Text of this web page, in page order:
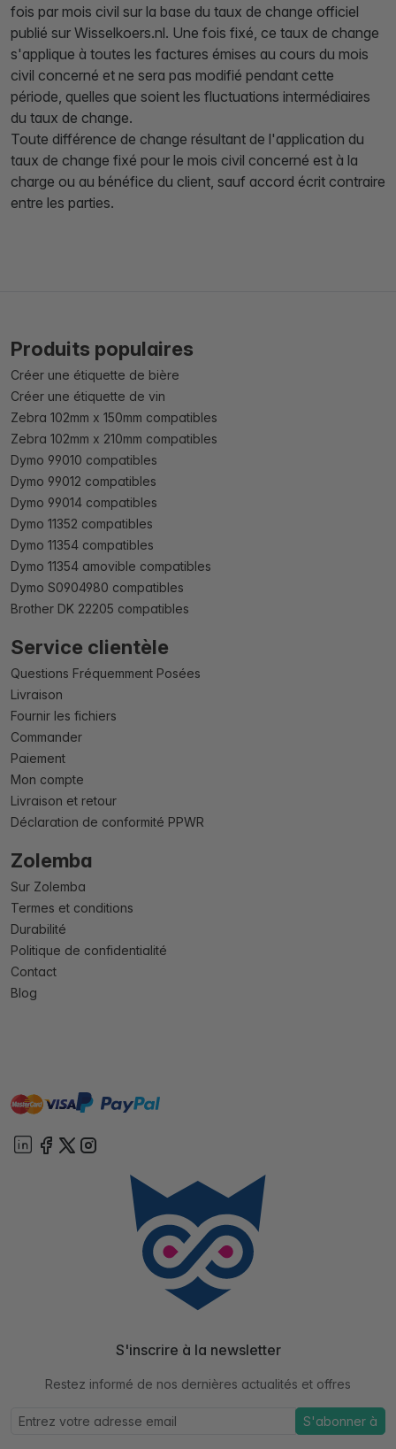
fois par mois civil sur la base du taux de change officiel
publié sur Wisselkoers.nl. Une fois fixé, ce taux de change
s'applique à toutes les factures émises au cours du mois
civil concerné et ne sera pas modifié pendant cette
période, quelles que soient les fluctuations intermédiaires
du taux de change.
Toute différence de change résultant de l'application du
taux de change fixé pour le mois civil concerné est à la
charge ou au bénéfice du client, sauf accord écrit contraire
entre les parties.
Produits populaires
Créer une étiquette de bière
Créer une étiquette de vin
Zebra 102mm x 150mm compatibles
Zebra 102mm x 210mm compatibles
Dymo 99010 compatibles
Dymo 99012 compatibles
Dymo 99014 compatibles
Dymo 11352 compatibles
Dymo 11354 compatibles
Dymo 11354 amovible compatibles
Dymo S0904980 compatibles
Brother DK 22205 compatibles
Service clientèle
Questions Fréquemment Posées
Livraison
Fournir les fichiers
Commander
Paiement
Mon compte
Livraison et retour
Déclaration de conformité PPWR
Zolemba
Sur Zolemba
Termes et conditions
Durabilité
Politique de confidentialité
Contact
Blog
mastervisa paypal
S'inscrire à la newsletter
Restez informé de nos dernières actualités et offres
S'abonner à